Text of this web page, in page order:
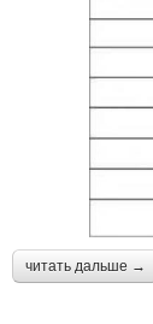
читать дальше →